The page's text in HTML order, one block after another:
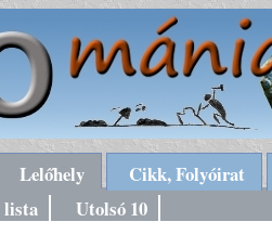
Lelőhely
Cikk, Folyóirat
lista Utolsó 10